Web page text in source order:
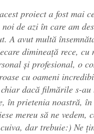
proiect a fost mai
de azi în care am
A avut multă
dimineață rece,
și profesional, o
cu oameni
dacă filmările s-
în prietenia noastră,
mereu să ne
dar trebuie:) Ne